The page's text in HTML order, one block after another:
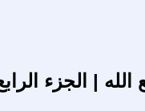
| الجزء